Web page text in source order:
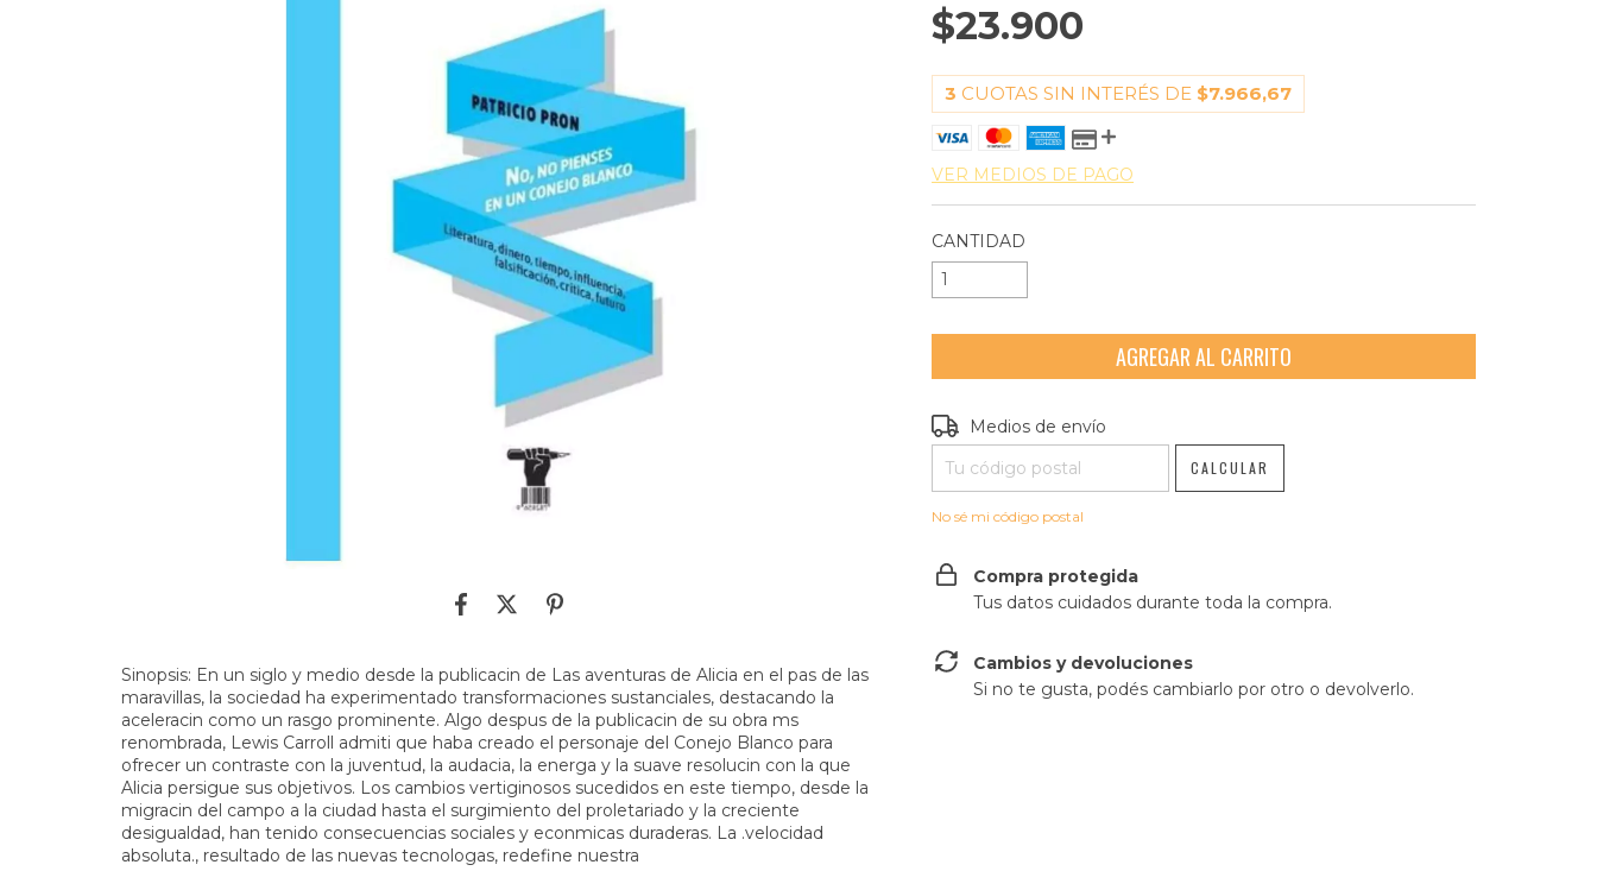
Sinopsis: En un siglo y medio desde la publicacin de Las aventuras de Alicia en el pas de las
maravillas, la sociedad ha experimentado transformaciones sustanciales, destacando la
aceleracin como un rasgo prominente. Algo despus de la publicacin de su obra ms
renombrada, Lewis Carroll admiti que haba creado el personaje del Conejo Blanco para
ofrecer un contraste con la juventud, la audacia, la energa y la suave resolucin con la que
Alicia persigue sus objetivos. Los cambios vertiginosos sucedidos en este tiempo, desde la
migracin del campo a la ciudad hasta el surgimiento del proletariado y la creciente
desigualdad, han tenido consecuencias sociales y econmicas duraderas. La .velocidad
absoluta., resultado de las nuevas tecnologas, redefine nuestra
$23.900
3 CUOTAS SIN INTERÉS DE $7.966,67
VER MEDIOS DE PAGO
CANTIDAD
Entregas para el CP:
Medios de envío
CALCULAR
No sé mi código postal
Compra protegida
Tus datos cuidados durante toda la compra.
Cambios y devoluciones
Si no te gusta, podés cambiarlo por otro o devolverlo.